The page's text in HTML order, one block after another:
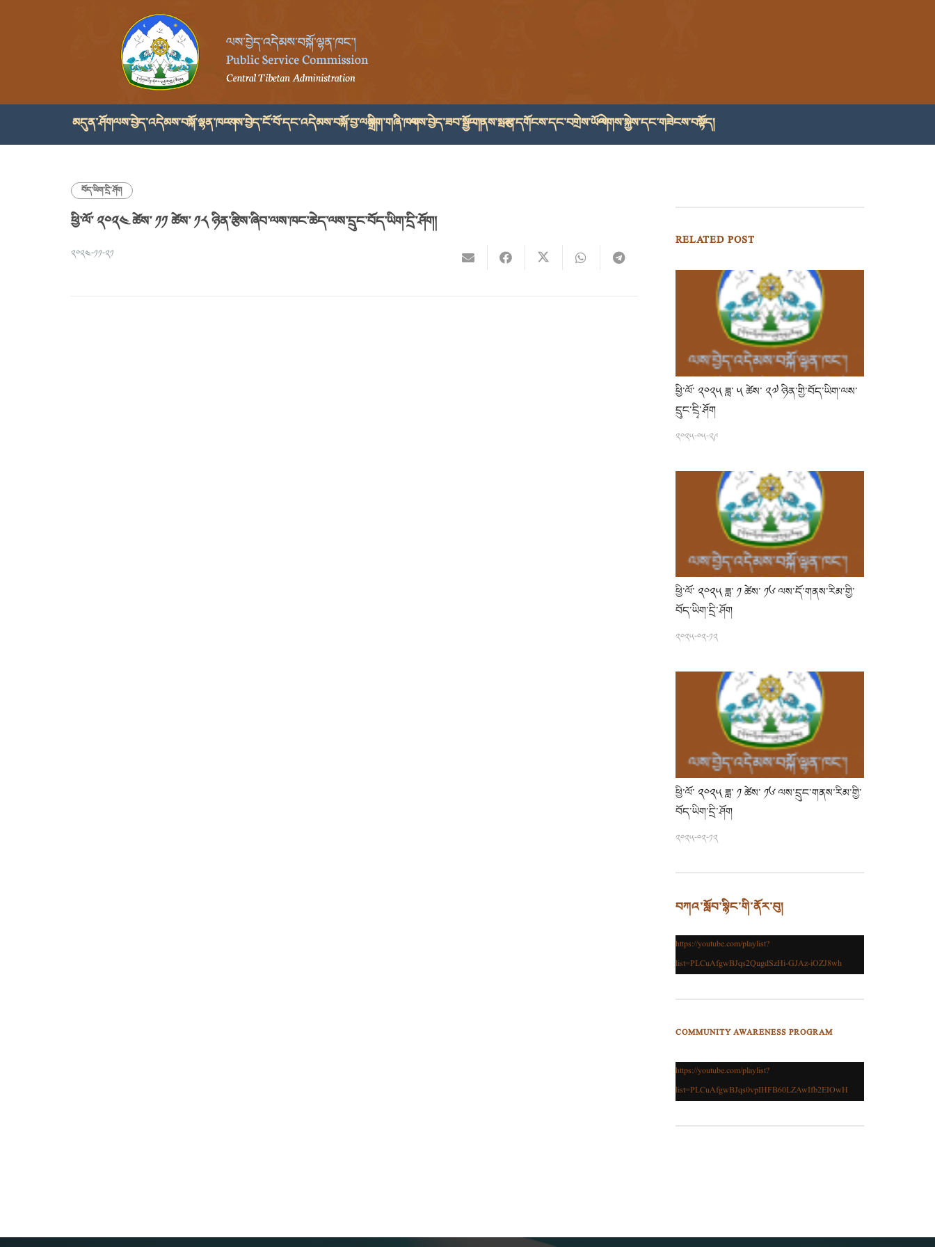
མདུན་ཤོགལས་བྱེད་འདེམས་བསྐོ་ལྷན་ཁང་།ལས་བྱེད་ངོ་བོ་དང་འདེམས་བསྐོ་བྱ་ལམ།སྒྲིག་གཞི་ཁགལས་བྱེད་ཟབ་སྦྱོང་།གནས་སྤར།རྩ་དགོངས་དང་བགྲེས་ཡོལ།ལེགས་སྐྱེས་དང་གཟེངས་བསྟོད།
བོད་ཡིག་དྲི་ཤོག
ཕྱི་ལོ་ ༢༠༢༤ ཚེས་ ༡༡ ཚེས་ ༡༨ ཉིན་རྩིས་ཞིབ་ལས་ཁང་ཆེད་ལས་དྲུང་བོད་ཡིག་དྲི་ཤོག།
༢༠༢༤-༡༡-༢༡
RELATED POST
ཕྱི་ལོ་ ༢༠༢༥ ཟླ་ ༥ ཚེས་ ༢༧ ཉིན་གྱི་བོད་ཡིག་ལས་
དྲུང་དྲྭི་ཤོག
༢༠༢༥-༠༥-༢༩
ཕྱི་ལོ་ ༢༠༢༥ ཟླ་ ༡ ཚེས་ ༡༦ ལས་དོ་གནས་རིམ་གྱི་
བོད་ཡིག་དྲི་ཤོག
༢༠༢༥-༠༢-༡༢
ཕྱི་ལོ་ ༢༠༢༥ ཟླ་ ༡ ཚེས་ ༡༦ ལས་དྲུང་གནས་རིམ་གྱི་
བོད་ཡིག་དྲི་ཤོག
༢༠༢༥-༠༢-༡༢
བཀའ་སློབ་སྙིང་གི་ནོར་བུ།
https://youtube.com/playlist?
list=PLCuAfgwBJqs2QugdSzHi-GJAz-iOZJ8wh
COMMUNITY AWARENESS PROGRAM
https://youtube.com/playlist?
list=PLCuAfgwBJqs0vpIHFB60LZAwIfb2EIOwH